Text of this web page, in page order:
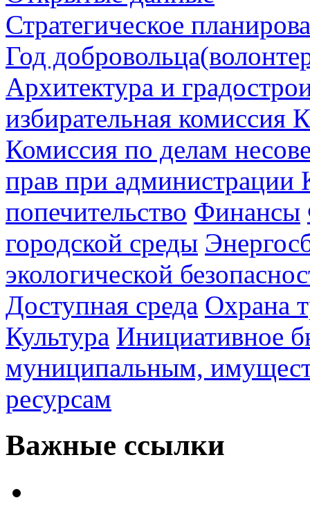
Стратегическое
Год
Архитектура и
избирательная комиссия
Комиссия по делам
прав при администрации
попечительство Финансы
городской среды
экологической
Доступная среда Охрана
Культура Инициативное
муниципальным,
ресурсам
Важные ссылки